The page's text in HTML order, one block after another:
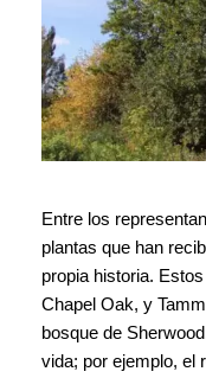
Entre los
plantas que han
propia historia.
Chapel Oak, y
bosque de
vida; por ejemplo, el